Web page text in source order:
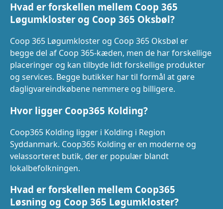
Hvad er forskellen mellem Coop 365
Løgumkloster og Coop 365 Oksbøl?
Coop 365 Løgumkloster og Coop 365 Oksbøl er
begge del af Coop 365-kæden, men de har forskellige
placeringer og kan tilbyde lidt forskellige produkter
og services. Begge butikker har til formål at gøre
dagligvareindkøbene nemmere og billigere.
Hvor ligger Coop365 Kolding?
Coop365 Kolding ligger i Kolding i Region
Syddanmark. Coop365 Kolding er en moderne og
velassorteret butik, der er populær blandt
lokalbefolkningen.
Hvad er forskellen mellem Coop365
Løsning og Coop 365 Løgumkloster?